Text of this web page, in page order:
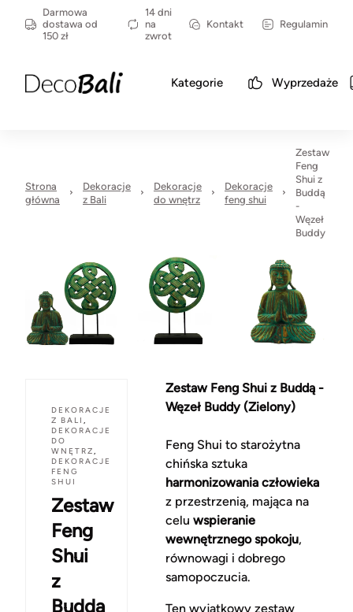
Darmowa
dostawa od
150 zł
14 dni
na
zwrot
Kontakt Regulamin
Kategorie Wyprzedaże
Strona
główna
Dekoracje
z Bali
Dekoracje
do wnętrz
Dekoracje
feng shui
Zestaw
Feng
Shui z
Buddą
-
Węzeł
Buddy
DEKORACJE
Z BALI ,
DEKORACJE
DO
WNĘTRZ,
DEKORACJE
FENG
SHUI
Zestaw
Feng
Shui
z
Buddą
Zestaw Feng Shui z Buddą -
Węzeł Buddy (Zielony)
Feng Shui to starożytna
chińska sztuka
harmonizowania człowieka
z przestrzenią, mająca na
celu wspieranie
wewnętrznego spokoju,
równowagi i dobrego
samopoczucia.
Ten wyjątkowy zestaw